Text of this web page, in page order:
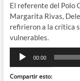
El referente del Polo
Margarita Rivas,
refirieron a la crítica
vulnerables.
Reproductor
audio
00:00
Compartir esto: